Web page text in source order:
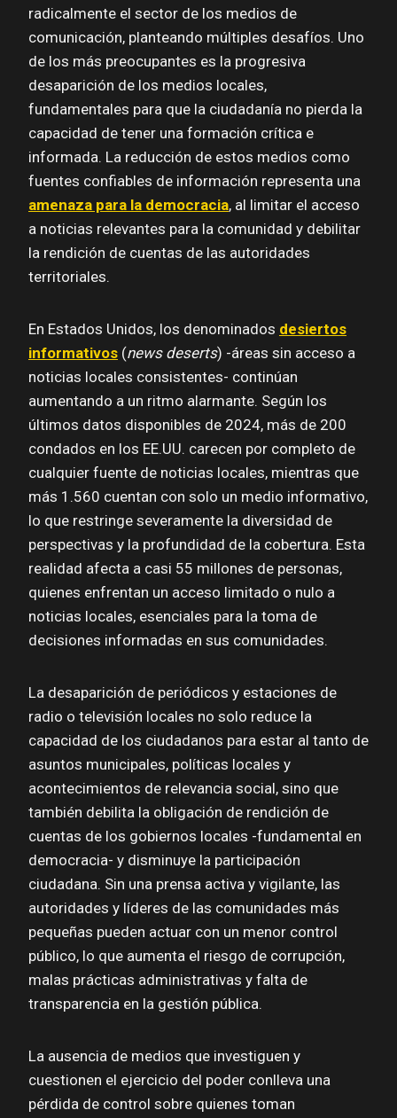
radicalmente el sector de los medios de
comunicación, planteando múltiples desafíos. Uno
de los más preocupantes es la progresiva
desaparición de los medios locales,
fundamentales para que la ciudadanía no pierda la
capacidad de tener una formación crítica e
informada. La reducción de estos medios como
fuentes confiables de información representa una
amenaza para la democracia, al limitar el acceso
a noticias relevantes para la comunidad y debilitar
la rendición de cuentas de las autoridades
territoriales.
En Estados Unidos, los denominados desiertos
informativos (news deserts) -áreas sin acceso a
noticias locales consistentes- continúan
aumentando a un ritmo alarmante. Según los
últimos datos disponibles de 2024, más de 200
condados en los EE.UU. carecen por completo de
cualquier fuente de noticias locales, mientras que
más 1.560 cuentan con solo un medio informativo,
lo que restringe severamente la diversidad de
perspectivas y la profundidad de la cobertura. Esta
realidad afecta a casi 55 millones de personas,
quienes enfrentan un acceso limitado o nulo a
noticias locales, esenciales para la toma de
decisiones informadas en sus comunidades.
La desaparición de periódicos y estaciones de
radio o televisión locales no solo reduce la
capacidad de los ciudadanos para estar al tanto de
asuntos municipales, políticas locales y
acontecimientos de relevancia social, sino que
también debilita la obligación de rendición de
cuentas de los gobiernos locales -fundamental en
democracia- y disminuye la participación
ciudadana. Sin una prensa activa y vigilante, las
autoridades y líderes de las comunidades más
pequeñas pueden actuar con un menor control
público, lo que aumenta el riesgo de corrupción,
malas prácticas administrativas y falta de
transparencia en la gestión pública.
La ausencia de medios que investiguen y
cuestionen el ejercicio del poder conlleva una
pérdida de control sobre quienes toman